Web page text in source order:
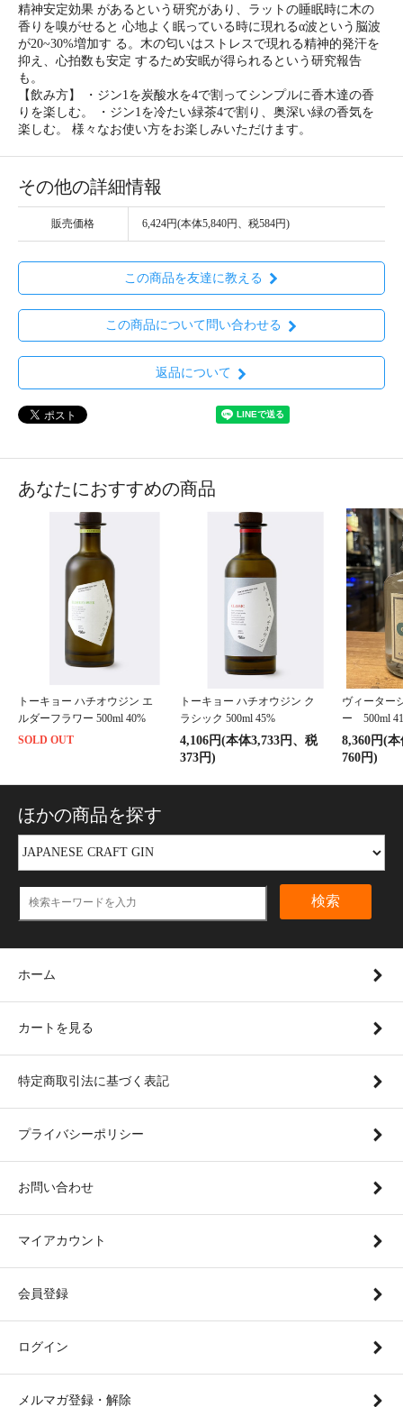
精神安定効果 があるという研究があり、ラットの睡眠時に木の
香りを嗅がせると 心地よく眠っている時に現れるα波という脳波
が20~30%増加す る。木の匂いはストレスで現れる精神的発汗を
抑え、心拍数も安定 するため安眠が得られるという研究報告
も。
【飲み方】 ・ジン1を炭酸水を4で割ってシンプルに香木達の香
りを楽しむ。 ・ジン1を冷たい緑茶4で割り、奥深い緑の香気を
楽しむ。 様々なお使い方をお楽しみいただけます。
その他の詳細情報
販売価格 6,424円(本体5,840円、税584円)
この商品を友達に教える
この商品について問い合わせる
返品について
あなたにおすすめの商品
トーキョー ハチオウジン エ
ルダーフラワー 500ml 40%
SOLD OUT
トーキョー ハチオウジン ク
ラシック 500ml 45%
4,106円(本体3,733円、税
373円)
ヴィーター
ー 500ml
8,360円(
760円)
ほかの商品を探す
検索
ホーム
カートを見る
特定商取引法に基づく表記
プライバシーポリシー
お問い合わせ
マイアカウント
会員登録
ログイン
メルマガ登録・解除